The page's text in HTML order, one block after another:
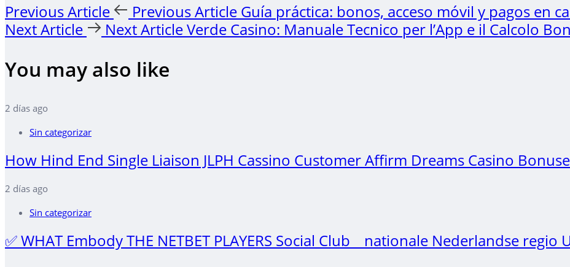
Previous Article Previous Article Guía práctica: bonos, acceso móvil y pagos en
Next Article
Next ArticleVerde Casino: Manuale Tecnico per l’App e il Calcolo
You may also like
2 días ago
Sin categorizar
How Hind End Single Liaison JLPH Cassino Customer Affirm Dreams Casino
2 días ago
Sin categorizar
✅ WHAT Embody THE NETBET PLAYERS Social Club _ nationale Nederlandse